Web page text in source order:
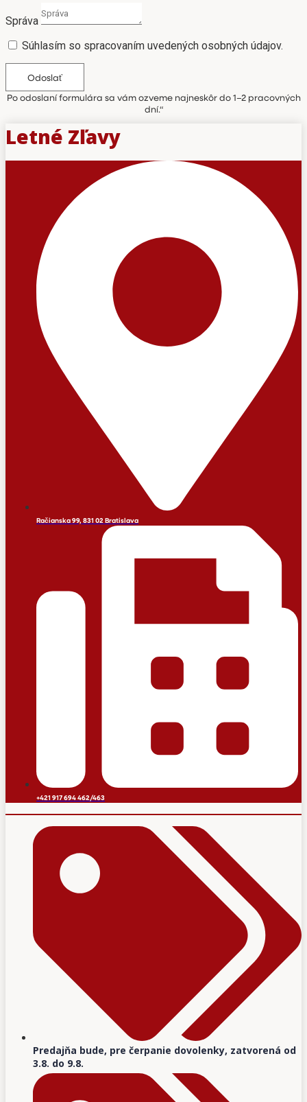
Správa
Súhlasím so spracovaním uvedených osobných údajov.
Odoslať
Po odoslaní formulára sa vám ozveme najneskôr do 1–2 pracovných
dní.“
Letné Zľavy
Račianska 99, 831 02 Bratislava
+421 917 694 462/463
Predajňa bude, pre čerpanie dovolenky, zatvorená od
3.8. do 9.8.